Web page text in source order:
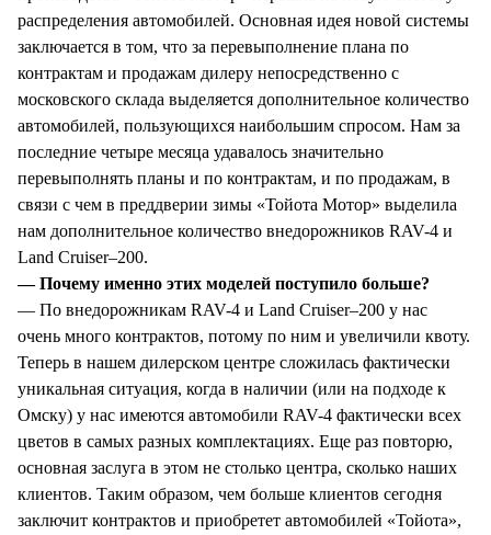
распределения автомобилей. Основная идея новой системы
заключается в том, что за перевыполнение плана по
контрактам и продажам дилеру непосредственно с
московского склада выделяется дополнительное количество
автомобилей, пользующихся наибольшим спросом. Нам за
последние четыре месяца удавалось значительно
перевыполнять планы и по контрактам, и по продажам, в
связи с чем в преддверии зимы «Тойота Мотор» выделила
нам дополнительное количество внедорожников RAV-4 и
Land Cruiser–200.
— Почему именно этих моделей поступило больше?
— По внедорожникам RAV-4 и Land Cruiser–200 у нас
очень много контрактов, потому по ним и увеличили квоту.
Теперь в нашем дилерском центре сложилась фактически
уникальная ситуация, когда в наличии (или на подходе к
Омску) у нас имеются автомобили RAV-4 фактически всех
цветов в самых разных комплектациях. Еще раз повторю,
основная заслуга в этом не столько центра, сколько наших
клиентов. Таким образом, чем больше клиентов сегодня
заключит контрактов и приобретет автомобилей «Тойота»,